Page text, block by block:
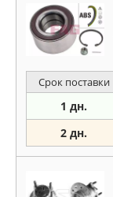
Срок поставки
1 дн.
2 дн.